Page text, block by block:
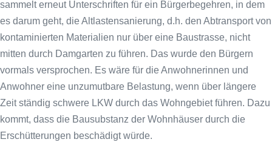
sammelt erneut Unterschriften für ein Bürgerbegehren, in dem
es darum geht, die Altlastensanierung, d.h. den Abtransport von
kontaminierten Materialien nur über eine Baustrasse, nicht
mitten durch Damgarten zu führen. Das wurde den Bürgern
vormals versprochen. Es wäre für die Anwohnerinnen und
Anwohner eine unzumutbare Belastung, wenn über längere
Zeit ständig schwere LKW durch das Wohngebiet führen. Dazu
kommt, dass die Bausubstanz der Wohnhäuser durch die
Erschütterungen beschädigt würde.